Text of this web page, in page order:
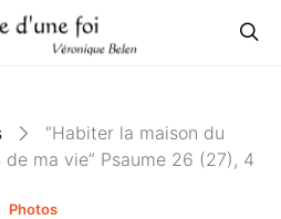
“Habiter la maison du
ma vie” Psaume 26 (27), 4
Photos